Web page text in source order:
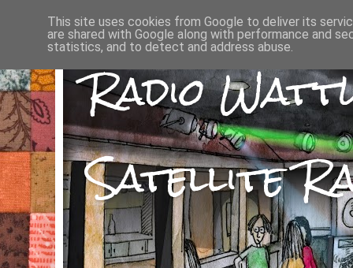
Radio
Satellite
This site uses cookies from Google to deliver its
are shared with Google along with performance and
statistics, and to detect and address abuse.